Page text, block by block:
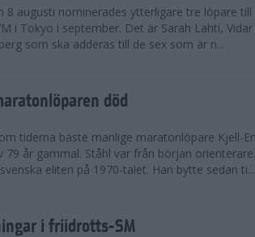
8 augusti nominerades ytterligare tre löpare till
i Tokyo i september. Det är Sarah Lahti, Vidar
som ska adderas till de sex som är n...
död
tiderna bäste manlige maratonlöpare Kjell-
79 år gammal. Ståhl var från början
eliten på 1970-talet. Han bytte sedan ti...
i friidrotts-SM